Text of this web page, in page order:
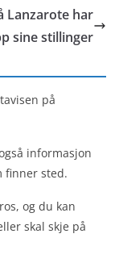
Lanzarote har
sine stillinger
på
informasjon
finner sted.
og du kan
skal skje på